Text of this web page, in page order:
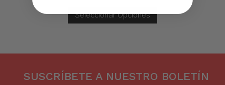
Seleccionar Opciones
SUSCRÍBETE A NUESTRO BOLETÍN